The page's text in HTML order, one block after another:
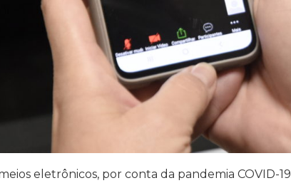
eletrônicos, por conta da pandemia COVID-19